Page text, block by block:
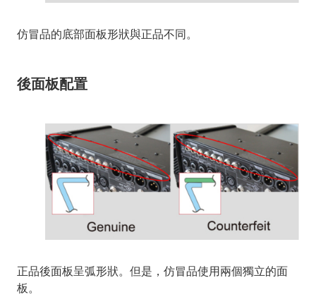
仿冒品的底部面板形狀與正品不同。
後面板配置
正品後面板呈弧形狀。但是，仿冒品使用兩個獨立的面
板。